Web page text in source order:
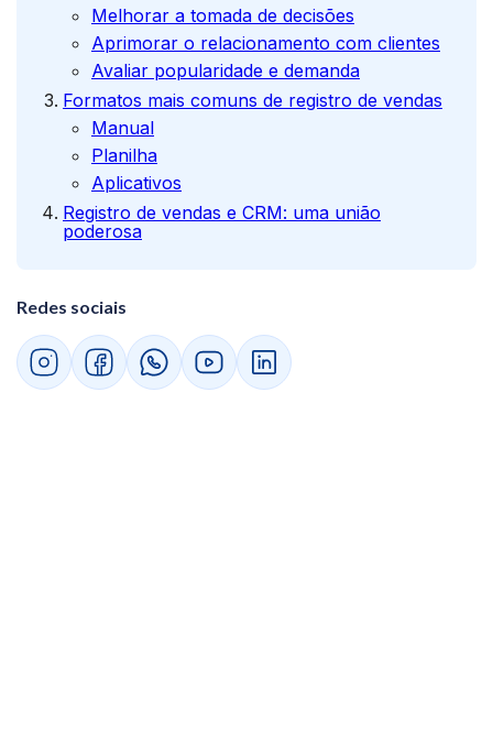
Melhorar a tomada de decisões
Aprimorar o relacionamento com clientes
Avaliar popularidade e demanda
Formatos mais comuns de registro de vendas
Manual
Planilha
Aplicativos
Registro de vendas e CRM: uma união
poderosa
Redes sociais